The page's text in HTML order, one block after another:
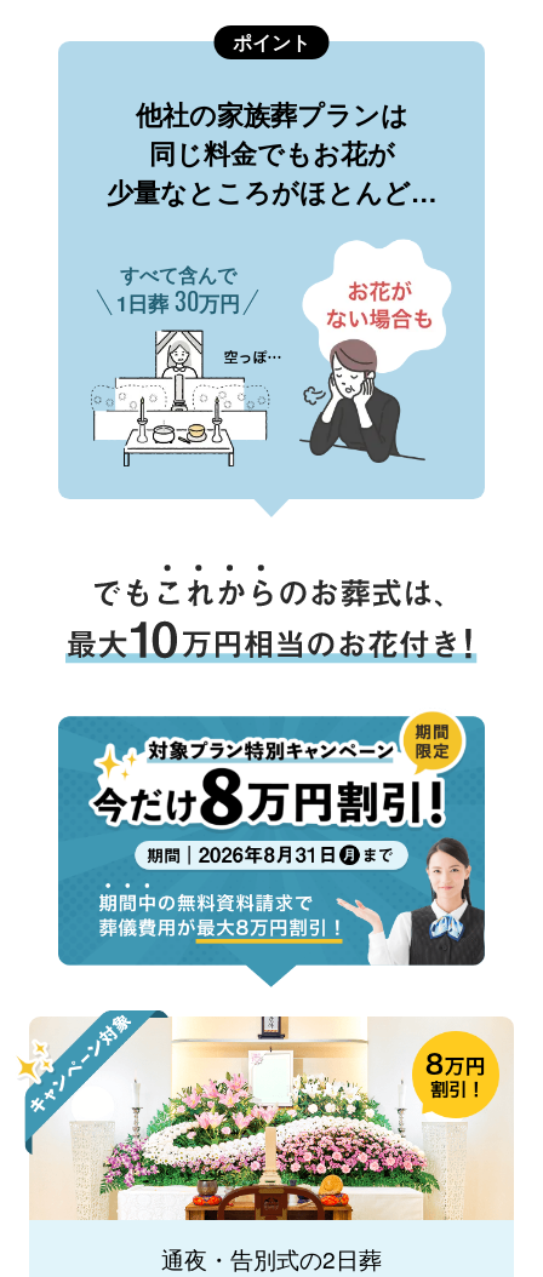
ポイント
他社の家族葬プランは
同じ料金でもお花が
少量なところがほとんど…
すべて含んで
1日葬 30万円
通夜・告別式の2日葬